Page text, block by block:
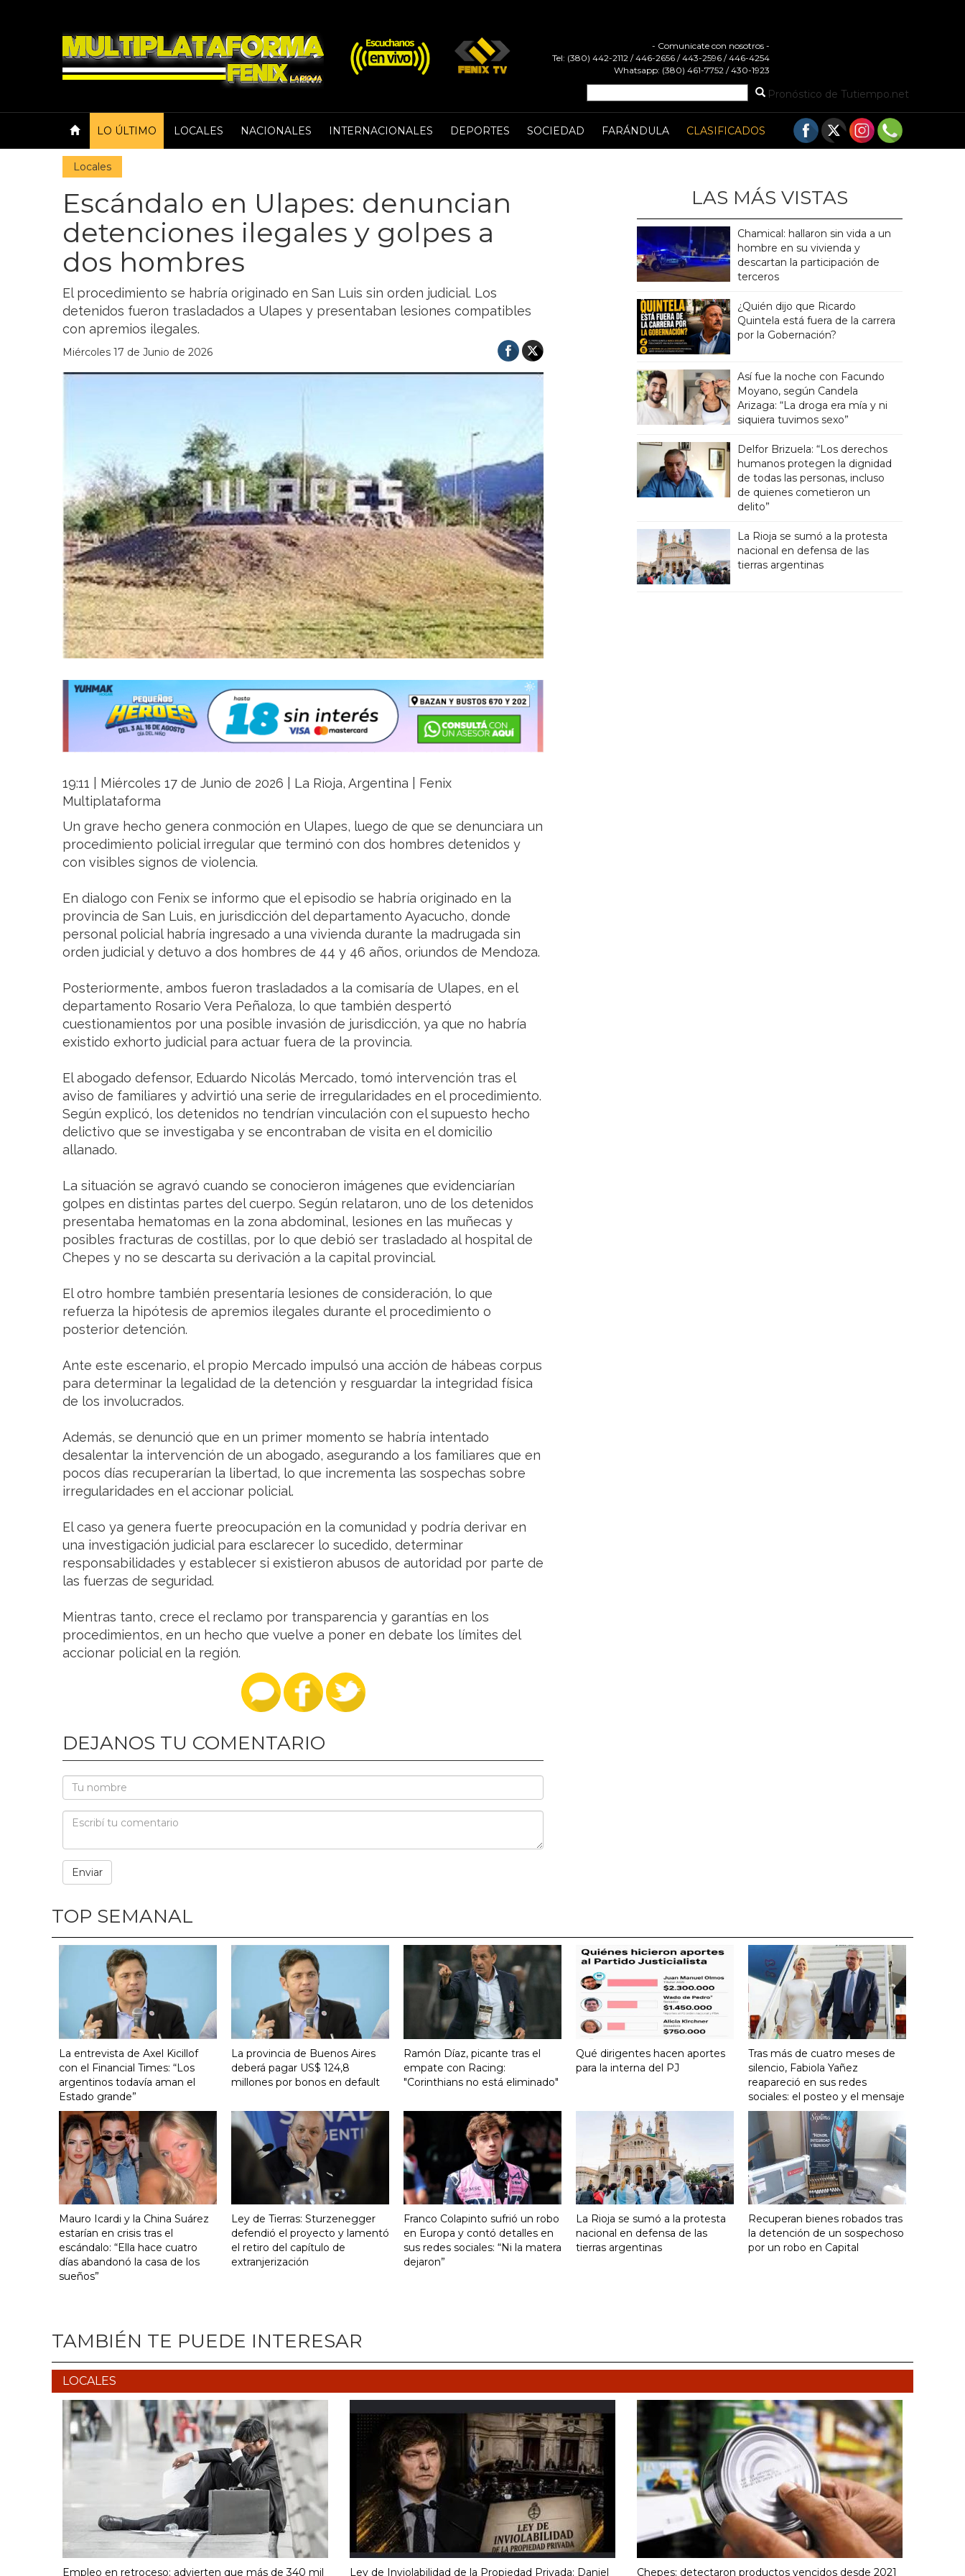
- Comunicate con nosotros -
Tel: (380) 442-2112 / 446-2656 / 443-2596 / 446-4254
Whatsapp: (380) 461-7752 / 430-1923
Pronóstico de Tutiempo.net
LO ÚLTIMO LOCALES NACIONALES INTERNACIONALES DEPORTES SOCIEDAD FARÁNDULA CLASIFICADOS
Locales
Escándalo en Ulapes: denuncian
detenciones ilegales y golpes a
dos hombres
El procedimiento se habría originado en San Luis sin orden judicial. Los
detenidos fueron trasladados a Ulapes y presentaban lesiones compatibles
con apremios ilegales.
Miércoles 17 de Junio de 2026
19:11 | Miércoles 17 de Junio de 2026 | La Rioja, Argentina | Fenix
Multiplataforma
Un grave hecho genera conmoción en Ulapes, luego de que se denunciara un
procedimiento policial irregular que terminó con dos hombres detenidos y
con visibles signos de violencia.
En dialogo con Fenix se informo que el episodio se habría originado en la
provincia de San Luis, en jurisdicción del departamento Ayacucho, donde
personal policial habría ingresado a una vivienda durante la madrugada sin
orden judicial y detuvo a dos hombres de 44 y 46 años, oriundos de Mendoza.
Posteriormente, ambos fueron trasladados a la comisaría de Ulapes, en el
departamento Rosario Vera Peñaloza, lo que también despertó
cuestionamientos por una posible invasión de jurisdicción, ya que no habría
existido exhorto judicial para actuar fuera de la provincia.
El abogado defensor, Eduardo Nicolás Mercado, tomó intervención tras el
aviso de familiares y advirtió una serie de irregularidades en el procedimiento.
Según explicó, los detenidos no tendrían vinculación con el supuesto hecho
delictivo que se investigaba y se encontraban de visita en el domicilio
allanado.
La situación se agravó cuando se conocieron imágenes que evidenciarían
golpes en distintas partes del cuerpo. Según relataron, uno de los detenidos
presentaba hematomas en la zona abdominal, lesiones en las muñecas y
posibles fracturas de costillas, por lo que debió ser trasladado al hospital de
Chepes y no se descarta su derivación a la capital provincial.
El otro hombre también presentaría lesiones de consideración, lo que
refuerza la hipótesis de apremios ilegales durante el procedimiento o
posterior detención.
Ante este escenario, el propio Mercado impulsó una acción de hábeas corpus
para determinar la legalidad de la detención y resguardar la integridad física
de los involucrados.
Además, se denunció que en un primer momento se habría intentado
desalentar la intervención de un abogado, asegurando a los familiares que en
pocos días recuperarían la libertad, lo que incrementa las sospechas sobre
irregularidades en el accionar policial.
El caso ya genera fuerte preocupación en la comunidad y podría derivar en
una investigación judicial para esclarecer lo sucedido, determinar
responsabilidades y establecer si existieron abusos de autoridad por parte de
las fuerzas de seguridad.
Mientras tanto, crece el reclamo por transparencia y garantías en los
procedimientos, en un hecho que vuelve a poner en debate los límites del
accionar policial en la región.
DEJANOS TU COMENTARIO
LAS MÁS VISTAS
Chamical: hallaron sin vida a un
hombre en su vivienda y
descartan la participación de
terceros
¿Quién dijo que Ricardo
Quintela está fuera de la carrera
por la Gobernación?
Así fue la noche con Facundo
Moyano, según Candela
Arizaga: “La droga era mía y ni
siquiera tuvimos sexo”
Delfor Brizuela: “Los derechos
humanos protegen la dignidad
de todas las personas, incluso
de quienes cometieron un
delito”
La Rioja se sumó a la protesta
nacional en defensa de las
tierras argentinas
TOP SEMANAL
La entrevista de Axel Kicillof
con el Financial Times: “Los
argentinos todavía aman el
Estado grande”
La provincia de Buenos Aires
deberá pagar US$ 124,8
millones por bonos en default
Ramón Díaz, picante tras el
empate con Racing:
"Corinthians no está eliminado"
Qué dirigentes hacen aportes
para la interna del PJ
Tras más de cuatro meses de
silencio, Fabiola Yañez
reapareció en sus redes
sociales: el posteo y el mensaje
Mauro Icardi y la China Suárez
estarían en crisis tras el
escándalo: “Ella hace cuatro
días abandonó la casa de los
sueños”
Ley de Tierras: Sturzenegger
defendió el proyecto y lamentó
el retiro del capítulo de
extranjerización
Franco Colapinto sufrió un robo
en Europa y contó detalles en
sus redes sociales: “Ni la matera
dejaron”
La Rioja se sumó a la protesta
nacional en defensa de las
tierras argentinas
Recuperan bienes robados tras
la detención de un sospechoso
por un robo en Capital
TAMBIÉN TE PUEDE INTERESAR
LOCALES
Empleo en retroceso: advierten que más de 340 mil Ley de Inviolabilidad de la Propiedad Privada: Daniel Chepes: detectaron productos vencidos desde 2021